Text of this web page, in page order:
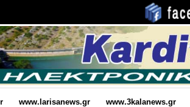
www.larisanews.gr www.3kalanews.gr